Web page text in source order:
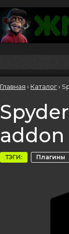
Главная › Каталог›
ТЭГИ: Плагины